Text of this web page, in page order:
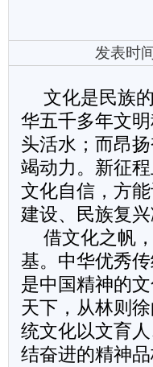
发表时
文化是民族
华五千多年文
头活水；而昂
竭动力。新征
文化自信，方
建设、民族复兴
借文化之帆
基。中华优秀
是中国精神的
天下，从林则
统文化以文育
结奋进的精神